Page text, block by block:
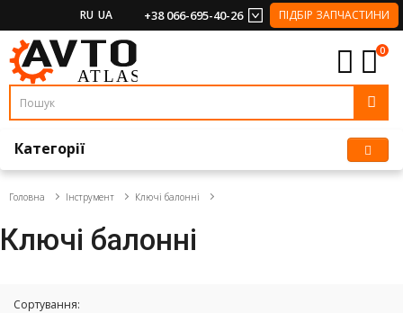
RU UA +38 066-695-40-26 ПІДБІР ЗАПЧАСТИНИ
0
Категорії
Головна Інструмент Ключі балонні
Ключі балонні
Сортування: